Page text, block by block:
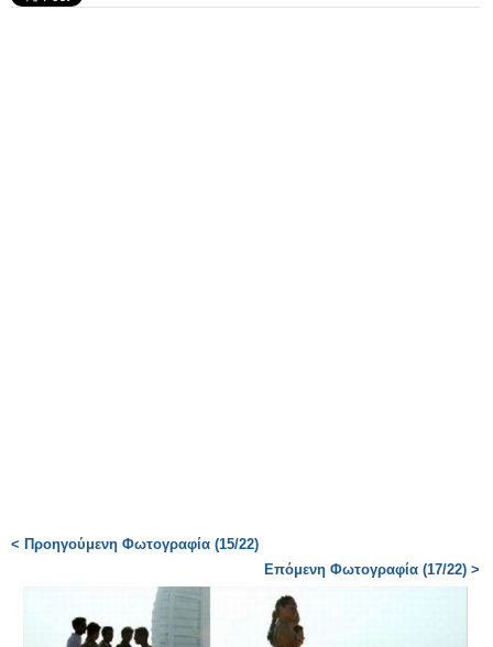
< Προηγούμενη Φωτογραφία (15/22)
Επόμενη Φωτογραφία (17/22) >